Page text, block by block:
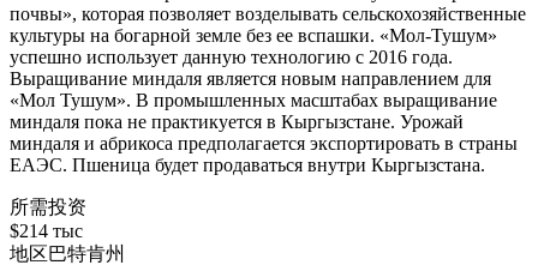
почвы», которая позволяет возделывать сельскохозяйственные
культуры на богарной земле без ее вспашки. «Мол-Тушум»
успешно использует данную технологию с 2016 года.
Выращивание миндаля является новым направлением для
«Мол Тушум». В промышленных масштабах выращивание
миндаля пока не практикуется в Кыргызстане. Урожай
миндаля и абрикоса предполагается экспортировать в страны
ЕАЭС. Пшеница будет продаваться внутри Кыргызстана.
所需投资
$214 тыс
地区巴特肯州